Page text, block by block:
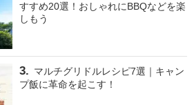
すすめ20選！おしゃれにBBQなどを楽
しもう
マルチグリドルレシピ7選｜キャン
プ飯に革命を起こす！